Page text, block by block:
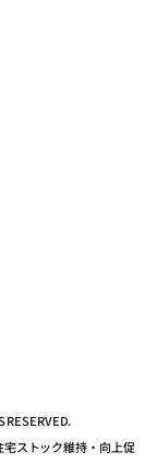
RESERVED.
ストック維持・向上促